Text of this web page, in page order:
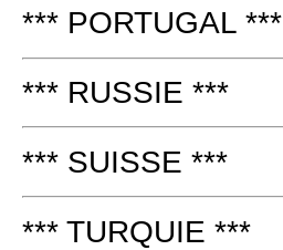
*** PORTUGAL ***
*** RUSSIE ***
*** SUISSE ***
*** TURQUIE ***